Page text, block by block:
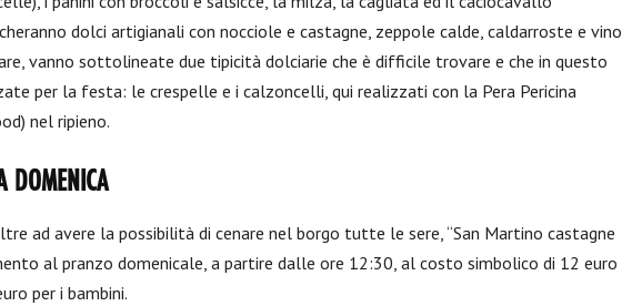
dolci artigianali con nocciole e castagne, zeppole calde, caldarroste e vino
vanno sottolineate due tipicità dolciarie che è difficile trovare e che in questo
per la festa: le crespelle e i calzoncelli, qui realizzati con la Pera Pericina
nel ripieno.
DOMENICA
ad avere la possibilità di cenare nel borgo tutte le sere, “San Martino castagne
al pranzo domenicale, a partire dalle ore 12:30, al costo simbolico di 12 euro
per i bambini.